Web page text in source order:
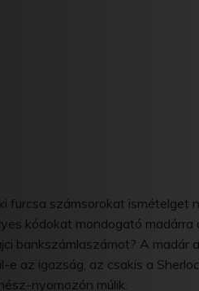
furcsa számsorokat
kódokat mondogató
bankszámlaszámot? A
e az igazság, az csakis a
nyomozón múlik.